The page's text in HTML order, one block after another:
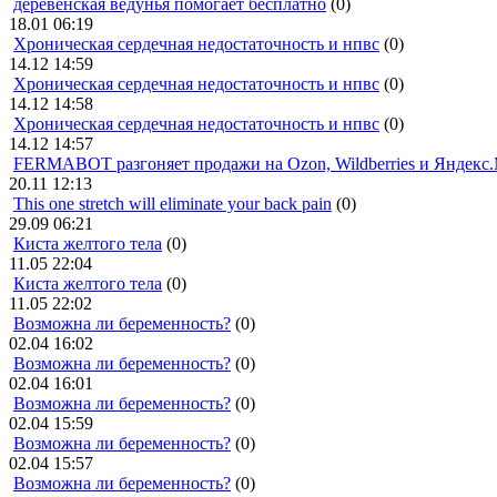
18.01 06:19
Хроническая сердечная недостаточность и нпвс (0)
14.12 14:59
Хроническая сердечная недостаточность и нпвс (0)
14.12 14:58
Хроническая сердечная недостаточность и нпвс (0)
14.12 14:57
FERMABOT разгоняет продажи на Ozon, Wildberries и
20.11 12:13
This one stretch will eliminate your back pain (0)
29.09 06:21
Киста желтого тела (0)
11.05 22:04
Киста желтого тела (0)
11.05 22:02
Возможна ли беременность? (0)
02.04 16:02
Возможна ли беременность? (0)
02.04 16:01
Возможна ли беременность? (0)
02.04 15:59
Возможна ли беременность? (0)
02.04 15:57
Возможна ли беременность? (0)